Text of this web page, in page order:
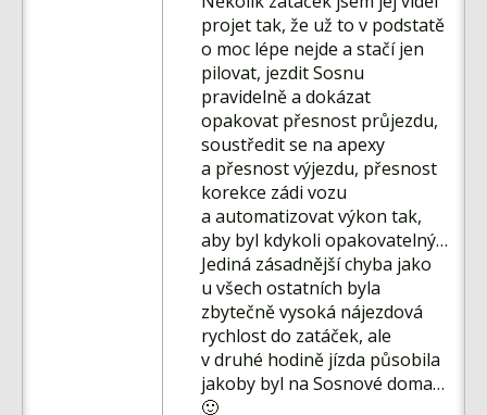
projet tak, že už to v podstatě
o moc lépe nejde a stačí jen
pilovat, jezdit Sosnu
pravidelně a dokázat
opakovat přesnost průjezdu,
soustředit se na apexy
a přesnost výjezdu, přesnost
korekce zádi vozu
a automatizovat výkon tak,
aby byl kdykoli opakovatelný…
Jediná zásadnější chyba jako
u všech ostatních byla
zbytečně vysoká nájezdová
rychlost do zatáček, ale
v druhé hodině jízda působila
jakoby byl na Sosnové doma…
🙂